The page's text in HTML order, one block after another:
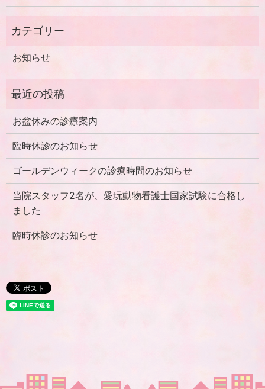
お知らせ
お盆休みの診療案内
臨時休診のお知らせ
ゴールデンウィークの診療時間のお知らせ
当院スタッフ2名が、愛玩動物看護士国家試験に合格し
ました
臨時休診のお知らせ